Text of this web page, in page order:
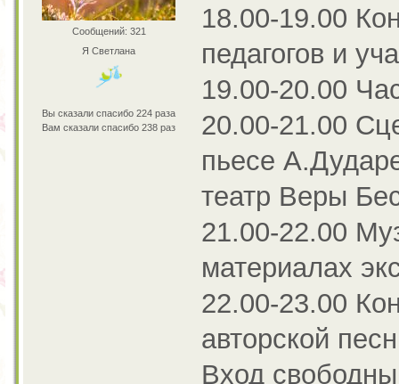
Сообщений: 321
Я Светлана
Вы сказали спасибо 224 раза
Вам сказали спасибо 238 раз
18.00-19.00
педагогов и
19.00-20.00
20.00-21.00
пьесе
театр Веры
21.00-22.00
материалах
22.00-23.00
авторской
Вход